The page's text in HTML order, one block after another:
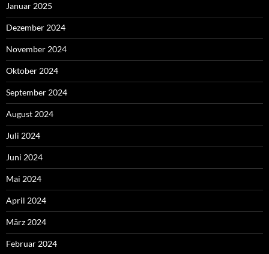
Januar 2025
Dezember 2024
November 2024
Oktober 2024
September 2024
August 2024
Juli 2024
Juni 2024
Mai 2024
April 2024
März 2024
Februar 2024